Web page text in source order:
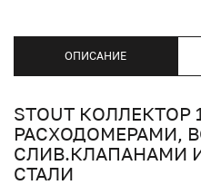
ОПИСАНИЕ
STOUT КОЛЛЕКТОР
РАСХОДОМЕРАМИ,
СЛИВ.КЛАПАНАМИ
СТАЛИ